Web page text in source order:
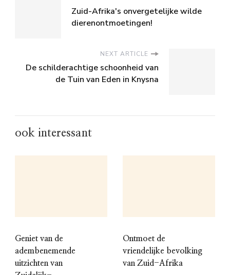
Zuid-Afrika's onvergetelijke wilde
dierenontmoetingen!
NEXT ARTICLE
De schilderachtige schoonheid van
de Tuin van Eden in Knysna
ook interessant
Geniet van de
adembenemende
uitzichten van
Ontmoet de
vriendelijke bevolking
van Zuid-Afrika